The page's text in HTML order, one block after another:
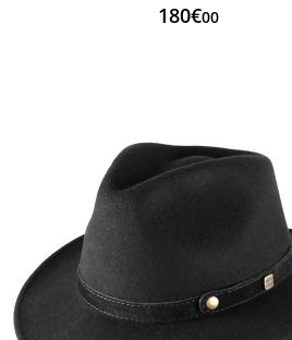
180€00